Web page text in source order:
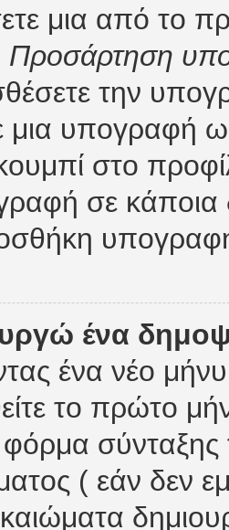
μια από το
Προσάρτηση
την
υπογραφή
στο
σε κάποια
ένα
ένα νέο
το πρώτο
σύνταξης
( εάν δεν